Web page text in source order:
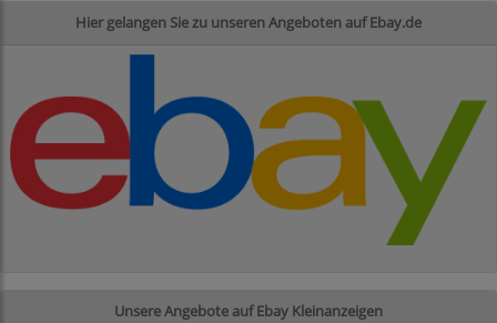
Hier gelangen Sie zu unseren Angeboten auf Ebay.de
Unsere Angebote auf Ebay Kleinanzeigen